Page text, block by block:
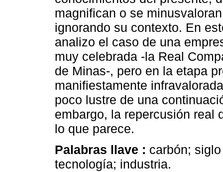
magnifican o se
ignorando su contexto. En
analizo el caso de una
muy celebrada -la Real
de Minas-, pero en la etapa
manifiestamente
poco lustre de una
embargo, la repercusión real
lo que parece.
Palabras llave : carbón;
tecnología; industria.